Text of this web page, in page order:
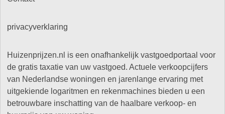
privacyverklaring
Huizenprijzen.nl is een onafhankelijk vastgoedportaal voor
de gratis taxatie van uw vastgoed. Actuele verkoopcijfers
van Nederlandse woningen en jarenlange ervaring met
uitgekiende logaritmen en rekenmachines bieden u een
betrouwbare inschatting van de haalbare verkoop- en